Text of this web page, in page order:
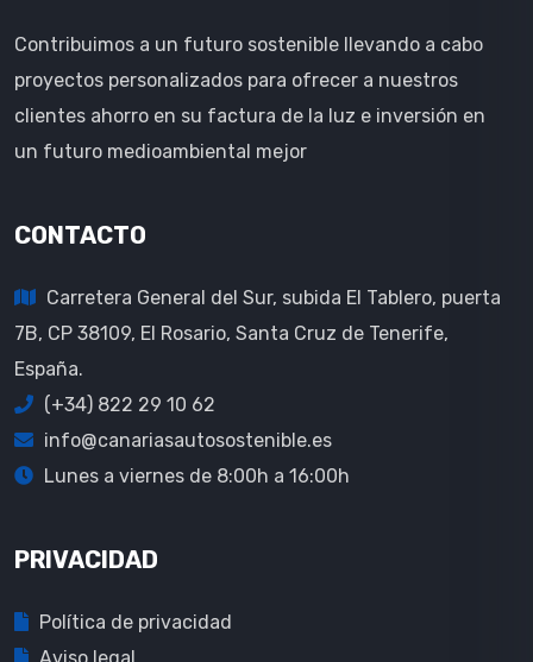
Contribuimos a un futuro sostenible llevando a cabo
proyectos personalizados para ofrecer a nuestros
clientes ahorro en su factura de la luz e inversión en
un futuro medioambiental mejor
CONTACTO
Carretera General del Sur, subida El Tablero, puerta
7B, CP 38109, El Rosario, Santa Cruz de Tenerife,
España.
(+34) 822 29 10 62
info@canariasautosostenible.es
Lunes a viernes de 8:00h a 16:00h
PRIVACIDAD
Política de privacidad